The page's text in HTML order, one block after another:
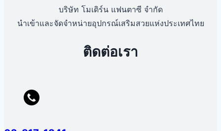
บริษัท โมเดิร์น แฟนตาซี จำกัด
นำเข้าและจัดจำหน่ายอุปกรณ์เสริมสวยแห่งประเทศไทย
ติดต่อเรา